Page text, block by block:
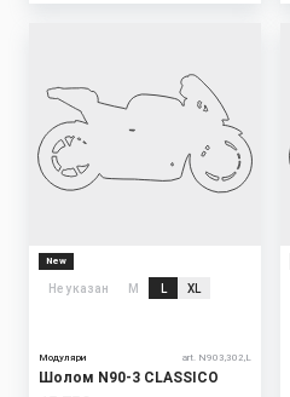
New
Не указан M XL
Модуляри art. N903,302,L
Шолом N90-3 CLASSICO